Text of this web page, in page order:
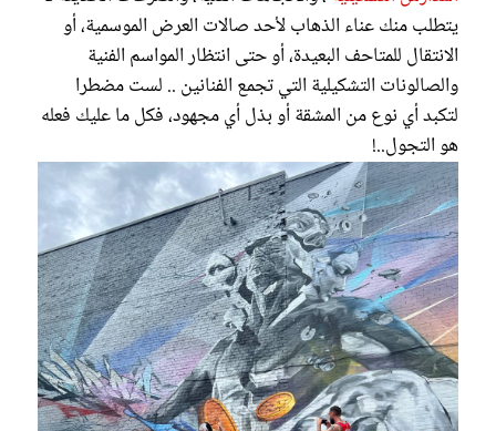
يتطلب منك عناء الذهاب لأحد صالات العرض الموسمية، أو
الانتقال للمتاحف البعيدة، أو حتى انتظار المواسم الفنية
والصالونات التشكيلية التي تجمع الفنانين .. لست مضطرا
لتكبد أي نوع من المشقة أو بذل أي مجهود، فكل ما عليك فعله
هو التجول..!
غلاف رفمي